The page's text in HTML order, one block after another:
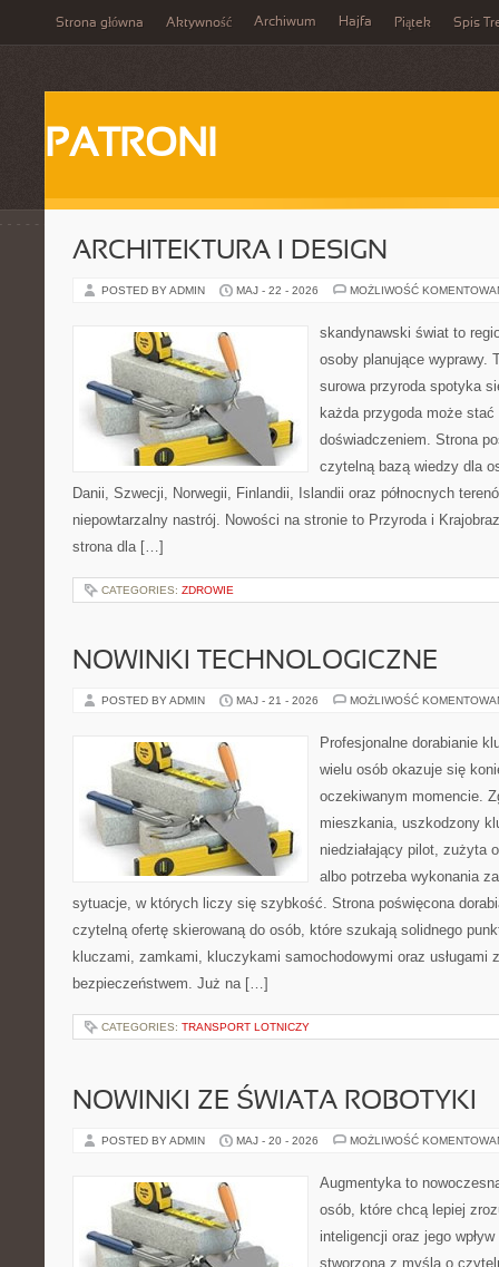
Strona główna Aktywność Archiwum Hajfa Piątek Spis
PATRONI
ARCHITEKTURA I DESIGN
POSTED BY ADMIN MAJ - 22 - 2026 MOŻLIWOŚĆ
skandynawski świat to
osoby planujące wyprawy.
surowa przyroda spotyka
każda przygoda może
doświadczeniem. Strona
czytelną bazą wiedzy dla
Danii, Szwecji, Norwegii, Finlandii, Islandii oraz północnych
niepowtarzalny nastrój. Nowości na stronie to Przyroda i
strona dla […]
CATEGORIES: ZDROWIE
NOWINKI TECHNOLOGICZNE
POSTED BY ADMIN MAJ - 21 - 2026 MOŻLIWOŚĆ
Profesjonalne dorabianie
wielu osób okazuje się
oczekiwanym momencie.
mieszkania, uszkodzony
niedziałający pilot, zużyta
albo potrzeba wykonania
sytuacje, w których liczy się szybkość. Strona poświęcona
czytelną ofertę skierowaną do osób, które szukają solidnego
kluczami, zamkami, kluczykami samochodowymi oraz usługami
bezpieczeństwem. Już na […]
CATEGORIES: TRANSPORT LOTNICZY
NOWINKI ZE ŚWIATA ROBOTYKI
POSTED BY ADMIN MAJ - 20 - 2026 MOŻLIWOŚĆ
Augmentyka to
osób, które chcą lepiej
inteligencji oraz jego
stworzona z myślą o